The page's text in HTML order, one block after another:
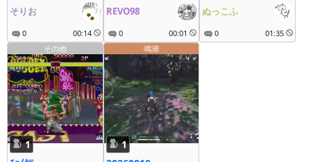
そりお
0 00:14
REVO98
0 00:01
ぬっこふ
0
01:35
その他
1
鳴潮
1